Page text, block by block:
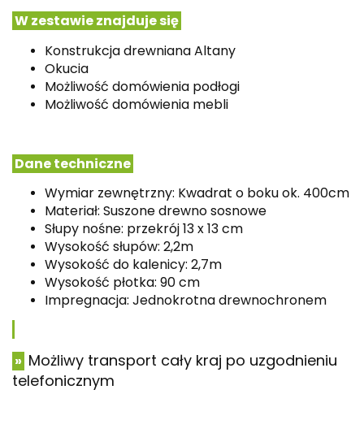
W zestawie znajduje się
Konstrukcja drewniana Altany
Okucia
Możliwość domówienia podłogi
Możliwość domówienia mebli
Dane techniczne
Wymiar zewnętrzny: Kwadrat o boku ok. 400cm
Materiał: Suszone drewno sosnowe
Słupy nośne: przekrój 13 x 13 cm
Wysokość słupów: 2,2m
Wysokość do kalenicy: 2,7m
Wysokość płotka: 90 cm
Impregnacja: Jednokrotna drewnochronem
» Możliwy transport cały kraj po uzgodnieniu
telefonicznym